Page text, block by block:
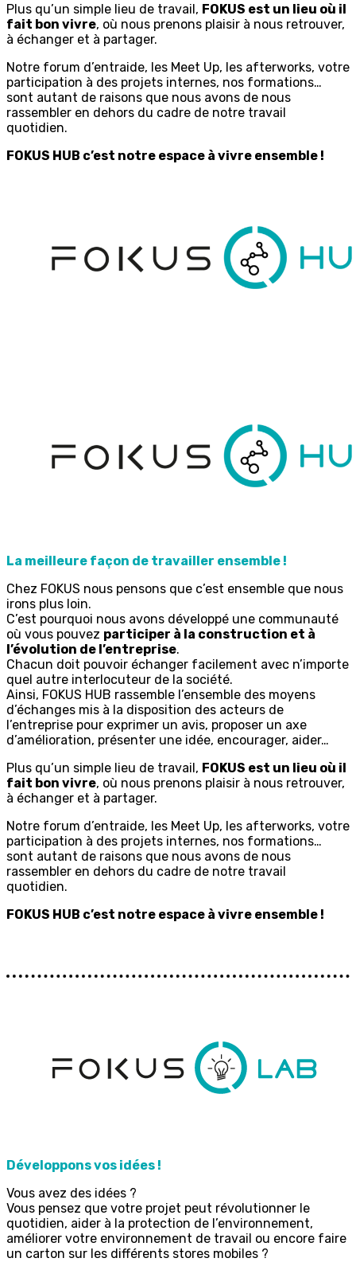
Plus qu’un simple lieu de travail, FOKUS est un lieu où il
fait bon vivre, où nous prenons plaisir à nous retrouver,
à échanger et à partager.
Notre forum d’entraide, les Meet Up, les afterworks, votre
participation à des projets internes, nos formations…
sont autant de raisons que nous avons de nous
rassembler en dehors du cadre de notre travail
quotidien.
FOKUS HUB c’est notre espace à vivre ensemble !
La meilleure façon de travailler ensemble !
Chez FOKUS nous pensons que c’est ensemble que nous
irons plus loin.
C’est pourquoi nous avons développé une communauté
où vous pouvez participer à la construction et à
l’évolution de l’entreprise.
Chacun doit pouvoir échanger facilement avec n’importe
quel autre interlocuteur de la société.
Ainsi, FOKUS HUB rassemble l’ensemble des moyens
d’échanges mis à la disposition des acteurs de
l’entreprise pour exprimer un avis, proposer un axe
d’amélioration, présenter une idée, encourager, aider…
Plus qu’un simple lieu de travail, FOKUS est un lieu où il
fait bon vivre, où nous prenons plaisir à nous retrouver,
à échanger et à partager.
Notre forum d’entraide, les Meet Up, les afterworks, votre
participation à des projets internes, nos formations…
sont autant de raisons que nous avons de nous
rassembler en dehors du cadre de notre travail
quotidien.
FOKUS HUB c’est notre espace à vivre ensemble !
Développons vos idées !
Vous avez des idées ?
Vous pensez que votre projet peut révolutionner le
quotidien, aider à la protection de l’environnement,
améliorer votre environnement de travail ou encore faire
un carton sur les différents stores mobiles ?